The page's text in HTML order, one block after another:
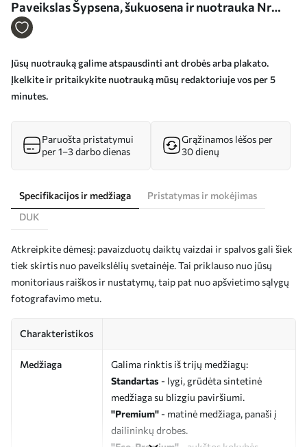
Paveikslas Šypsena, šukuosena ir nuotrauka Nr
s34654
Jūsų nuotrauką galime atspausdinti ant drobės arba plakato.
Įkelkite ir pritaikykite nuotrauką mūsų redaktoriuje vos per 5
minutes.
Paruošta pristatymui
per 1–3 darbo dienas
Grąžinamos lėšos per
30 dienų
Specifikacijos ir medžiaga
Pristatymas ir mokėjimas
DUK
Atkreipkite dėmesį: pavaizduotų daiktų vaizdai ir spalvos gali šiek
tiek skirtis nuo paveikslėlių svetainėje. Tai priklauso nuo jūsų
monitoriaus raiškos ir nustatymų, taip pat nuo apšvietimo sąlygų
fotografavimo metu.
Charakteristikos
Medžiaga
Galima rinktis iš trijų medžiagų:
Standartas - lygi, grūdėta sintetinė
medžiaga su blizgiu paviršiumi.
"Premium" - matinė medžiaga, panaši į
dailininkų drobes.